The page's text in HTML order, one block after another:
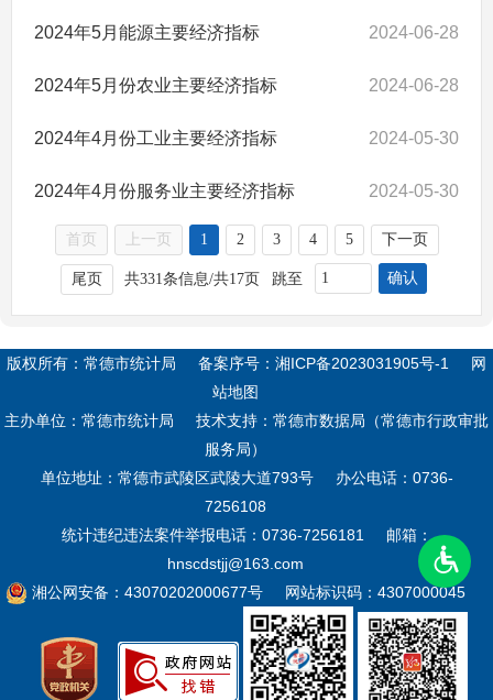
2024年5月能源主要经济指标 2024-06-28
2024年5月份农业主要经济指标 2024-06-28
2024年4月份工业主要经济指标 2024-05-30
2024年4月份服务业主要经济指标 2024-05-30
首页 上一页 1 2 3 4 5 下一页
尾页 共331条信息/共17页 跳至 确认
版权所有：常德市统计局 备案序号： 湘ICP备2023031905号-1
网
站地图
主办单位：常德市统计局
技术支持：常德市数据局（常德市行政审批
服务局）
单位地址：常德市武陵区武陵大道793号
办公电话：0736-
7256108
统计违纪违法案件举报电话：0736-7256181
邮箱：
hnscdstjj@163.com
湘公网安备：43070202000677号
网站标识码：4307000045